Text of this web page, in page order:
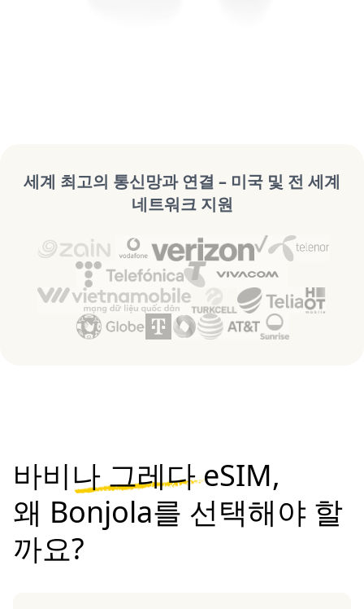
세계 최고의 통신망과 연결 – 미국 및 전 세계
네트워크 지원
바비나 그레다 eSIM,
왜 Bonjola를 선택해야 할
까요?